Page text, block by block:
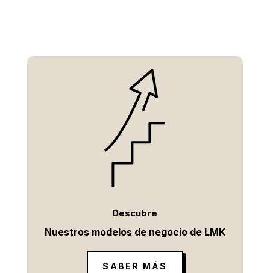
Descubre
Nuestros modelos de negocio de LMK
SABER MÁS